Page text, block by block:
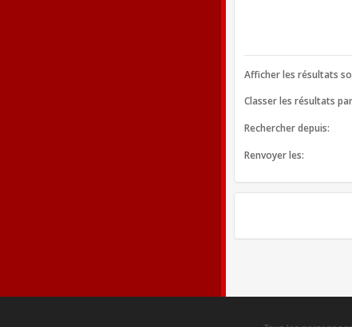
Afficher les résultats
Classer les résultats
Rechercher depuis:
Renvoyer les: